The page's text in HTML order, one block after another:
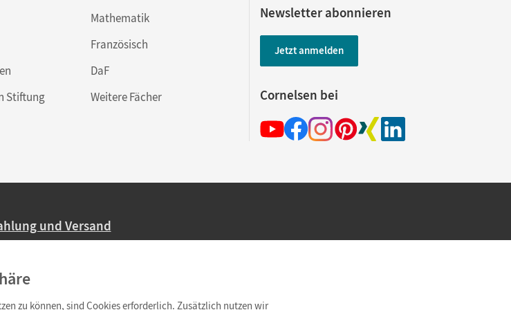
Stiftung
Mathematik
Französisch
DaF
Weitere Fächer
Newsletter abonnieren
Jetzt anmelden
Cornelsen bei
und Versand
59,– EUR Bestellwert liefern wir versandkostenfrei innerhalb Deutschlands
in 3–6 Tagen).
zu können, sind Cookies erforderlich. Zusätzlich nutzen wir